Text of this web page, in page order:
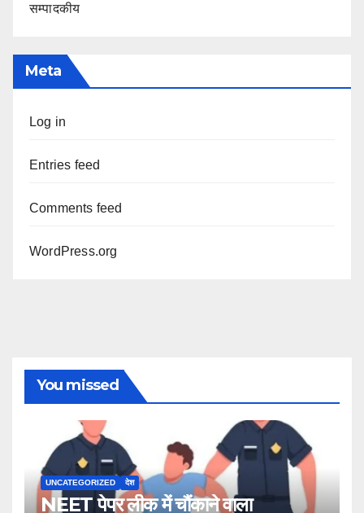
सम्पादकीय
Meta
Log in
Entries feed
Comments feed
WordPress.org
You missed
UNCATEGORIZED देश
NEET पेपर लीक में चौंकाने वाला